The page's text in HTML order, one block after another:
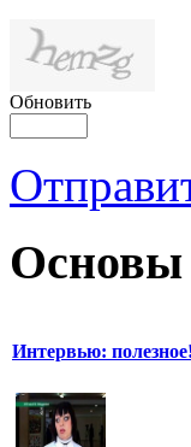
Обновить
Основы
Интервью: полезное!